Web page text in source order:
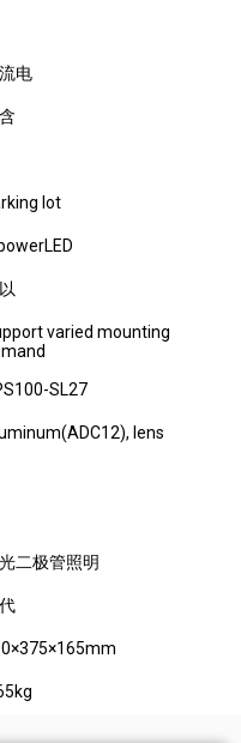
电
lot
varied mounting
SL27
lens
二极管照明